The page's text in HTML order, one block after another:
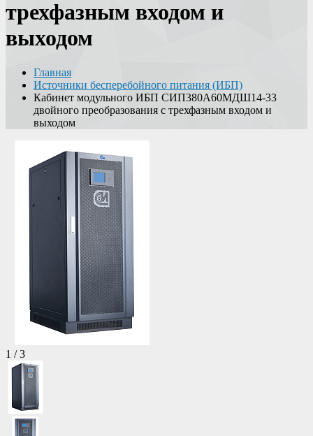
трехфазным входом и
выходом
Главная
Источники бесперебойного питания (ИБП)
Кабинет модульного ИБП СИП380А60МДШ14-33
двойного преобразования с трехфазным входом и
выходом
1 /3